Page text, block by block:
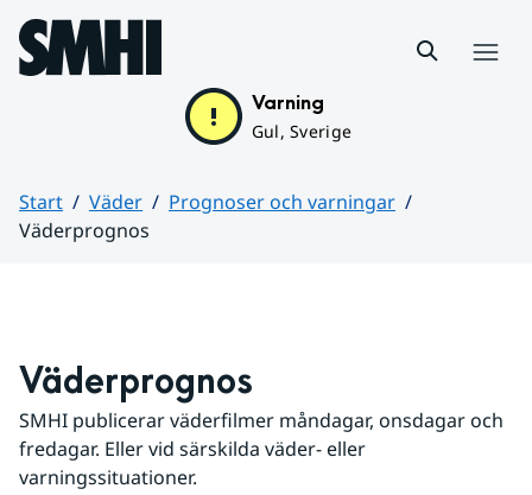
Hoppa till sidans innehåll
Varning
Gul, Sverige
Start Väder
Prognoser och varningar
Väderprognos
Väderprognos
SMHI publicerar väderfilmer måndagar, onsdagar och
fredagar. Eller vid särskilda väder- eller
varningssituationer.